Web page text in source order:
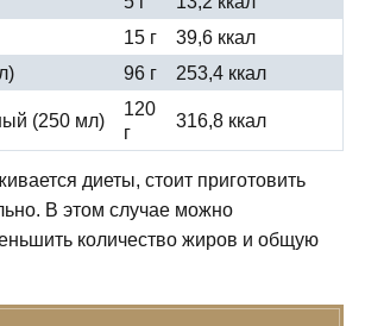
15 г
39,6 ккал
96 г 253,4 ккал
(250 мл)
120
г
316,8 ккал
диеты, стоит приготовить
В этом случае можно
количество жиров и общую